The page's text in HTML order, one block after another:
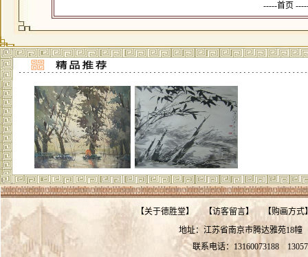
-----首页
【关于德胜堂】 【访客留言】 【购画方式
地址：江苏省南京市腾达雅苑
联系电话：13160073188